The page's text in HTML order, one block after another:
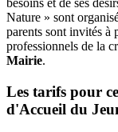
besoins et de ses
Nature » sont
parents sont invités à
professionnels de la
Mairie.
Les tarifs pour
d'Accueil du